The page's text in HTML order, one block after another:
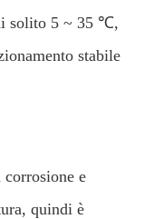
solito 5 ~ 35 ℃,
stabile
e
quindi è